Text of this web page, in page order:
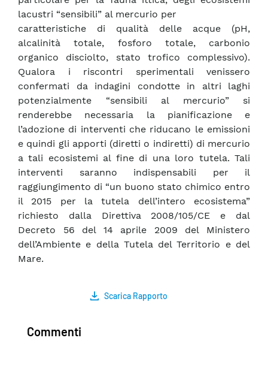
lacustri “sensibili” al mercurio per
caratteristiche di qualità delle acque (pH,
alcalinità totale, fosforo totale, carbonio
organico disciolto, stato trofico complessivo).
Qualora i riscontri sperimentali venissero
confermati da indagini condotte in altri laghi
potenzialmente “sensibili al mercurio” si
renderebbe necessaria la pianificazione e
l’adozione di interventi che riducano le emissioni
e quindi gli apporti (diretti o indiretti) di mercurio
a tali ecosistemi al fine di una loro tutela. Tali
interventi saranno indispensabili per il
raggiungimento di “un buono stato chimico entro
il 2015 per la tutela dell’intero ecosistema”
richiesto dalla Direttiva 2008/105/CE e dal
Decreto 56 del 14 aprile 2009 del Ministero
dell’Ambiente e della Tutela del Territorio e del
Mare.
Scarica Rapporto
Commenti